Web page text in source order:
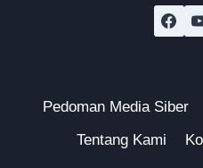
Pedoman Media Siber
Tentang Kami